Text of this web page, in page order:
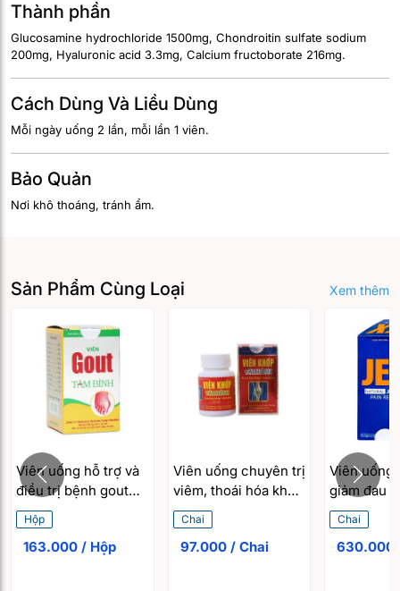
Thành phần
Glucosamine hydrochloride 1500mg, Chondroitin sulfate sodium
200mg, Hyaluronic acid 3.3mg, Calcium fructoborate 216mg.
Cách Dùng Và Liều Dùng
Mỗi ngày uống 2 lần, mỗi lần 1 viên.
Bảo Quản
Nơi khô thoáng, tránh ẩm.
Sản Phẩm Cùng Loại Xem thêm
Viên uống hỗ trợ và
điều trị bệnh gout
Viên Gout Tâm Bình
(60 viên/hộp)
Hộp
163.000 / Hộp
Viên uống chuyên trị
viêm, thoái hóa khớp
Viên Khớp Tâm Bình
(60 viên/hộp)
Chai
97.000 / Chai
Viên uống
giảm đau
hoá khớp,
khớp,
dạng thấp
Chai